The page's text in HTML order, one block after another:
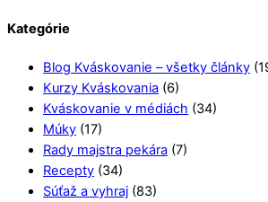
Kategórie
Blog Kváskovanie – všetky články
Kurzy Kváskovania (6)
Kváskovanie v médiách (34)
Múky (17)
Rady majstra pekára (7)
Recepty (34)
Súťaž a vyhraj (83)